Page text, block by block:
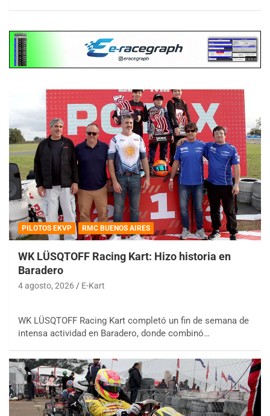
PILOTOS EKVP RMC BUENOS AIRES
WK LÜSQTOFF Racing Kart: Hizo historia en
Baradero
4 agosto, 2026 E-Kart
WK LÜSQTOFF Racing Kart completó un fin de semana de
intensa actividad en Baradero, donde combinó…